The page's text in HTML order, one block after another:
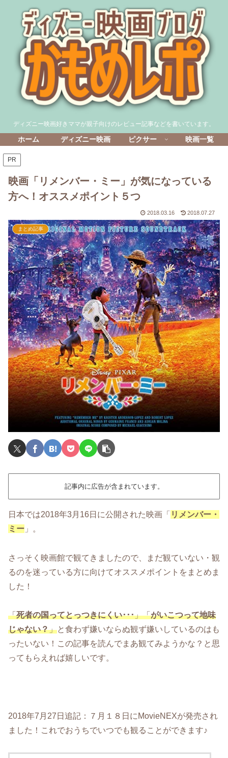
ディズニー映画好きママが親子向けのレビュー記事などを書いています。
ホーム ディズニー映画 ピクサー 映画一覧
PR
映画「リメンバー・ミー」が気になっている
方へ！オススメポイント５つ
2018.03.16 2018.07.27
まとめ記事
記事内に広告が含まれています。
日本では2018年3月16日に公開された映画「 リメンバー・
ミー 」。
さっそく映画館で観てきましたので、まだ観ていない・観
るのを迷っている方に向けてオススメポイントをまとめま
した！
「死者の国ってとっつきにくい･･･」「がいこつって地味
じゃない？」と食わず嫌いならぬ観ず嫌いしているのはも
ったいない！この記事を読んでまあ観てみようかな？と思
ってもらえれば嬉しいです。
2018年7月27日追記：７月１８日にMovieNEXが発売され
ました！これでおうちでいつでも観ることができます♪